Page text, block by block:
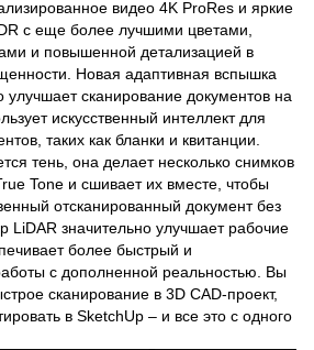
видео 4K ProRes и яркие
с еще более лучшими цветами,
и повышенной детализацией в
Новая адаптивная вспышка
улучшает сканирование документов на
искусственный интеллект для
таких как бланки и квитанции.
тень, она делает несколько снимков
Tone и сшивает их вместе, чтобы
отсканированный документ без
LiDAR значительно улучшает рабочие
более быстрый и
с дополненной реальностью. Вы
сканирование в 3D CAD-проект,
в SketchUp – и все это с одного